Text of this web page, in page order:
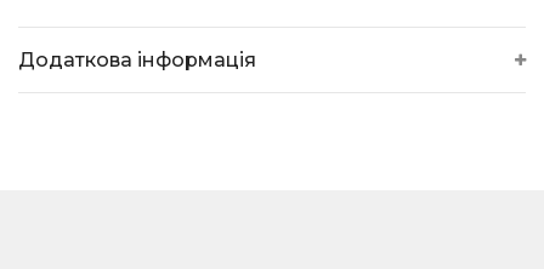
Додаткова інформація